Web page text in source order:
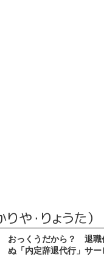
や・りょうた
おっくうだから？ 退職
ぬ「内定辞退代行」サー